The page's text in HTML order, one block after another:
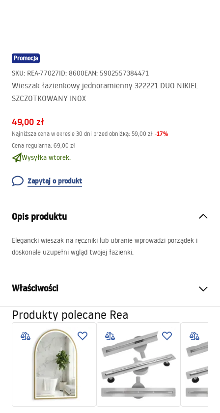
Promocja
SKU: REA-77027ID: 8600EAN: 5902557384471
Wieszak łazienkowy jednoramienny 322221 DUO NIKIEL
SZCZOTKOWANY INOX
49,00 zł
Najniższa cena w okresie 30 dni przed obniżką: 59,00 zł -17%
Cena regularna: 69,00 zł
Wysyłka wtorek.
Zapytaj o produkt
Opis produktu
Elegancki wieszak na ręczniki lub ubranie wprowadzi porządek i
doskonale uzupełni wgląd twojej łazienki.
Właściwości
Kolor:
Stal szczotkowana
Sposób montażu:
Przyklejany
Szerokość (mm):
mm
Wysokość (mm):
60mm
Głębokość (mm):
75mm
Seria:
Duo
Produkty polecane Rea